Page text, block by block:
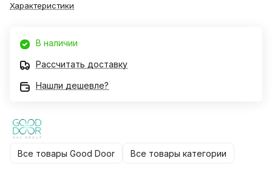
Характеристики
В наличии
Рассчитать доставку
Нашли дешевле?
Все товары Good Door Все товары категории